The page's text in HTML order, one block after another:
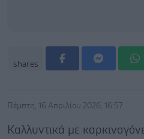
shares
Πέμπτη, 16 Απριλίου 2026, 16:57
Καλλυντικά με